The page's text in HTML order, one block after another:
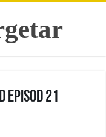
Episod 21